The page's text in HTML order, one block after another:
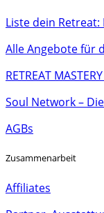
Liste dein
Alle Angebote für
RETREAT
Soul Network –
AGBs
Zusammenarbeit
Affiliates